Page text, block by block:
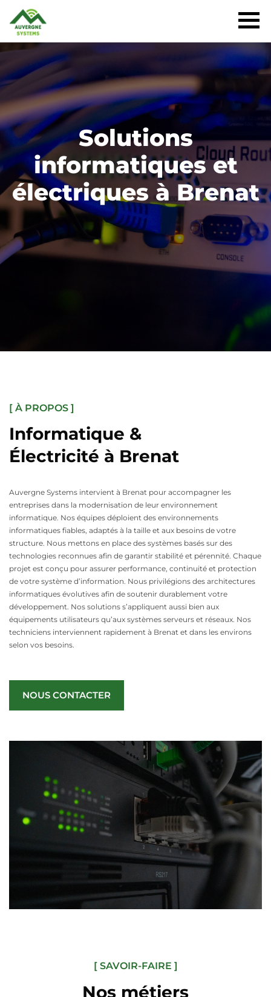
Solutions
informatiques et
électriques à Brenat
[ À PROPOS ]
Informatique &
Électricité à Brenat
Auvergne Systems intervient à Brenat pour accompagner les
entreprises dans la modernisation de leur environnement
informatique. Nos équipes déploient des environnements
informatiques fiables, adaptés à la taille et aux besoins de votre
structure. Nous mettons en place des systèmes basés sur des
technologies reconnues afin de garantir stabilité et pérennité. Chaque
projet est conçu pour assurer performance, continuité et protection
de votre système d’information. Nous privilégions des architectures
informatiques évolutives afin de soutenir durablement votre
développement. Nos solutions s’appliquent aussi bien aux
équipements utilisateurs qu’aux systèmes serveurs et réseaux. Nos
techniciens interviennent rapidement à Brenat et dans les environs
selon vos besoins.
NOUS CONTACTER
[ SAVOIR-FAIRE ]
Nos métiers